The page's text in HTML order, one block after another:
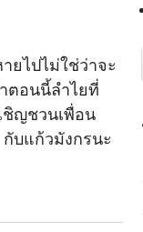
ยไปไม่ใช่ว่าจะ
ตอนนี้ลำไยที่
ชิญชวนเพื่อน
บแก้วมังกรนะ